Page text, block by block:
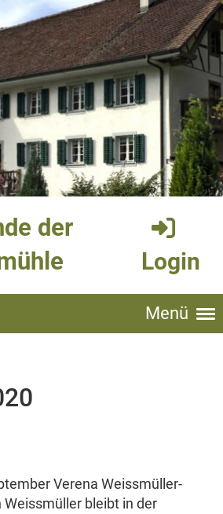
der
Login
Menü
Verena Weissmüller-
Weissmüller bleibt in der